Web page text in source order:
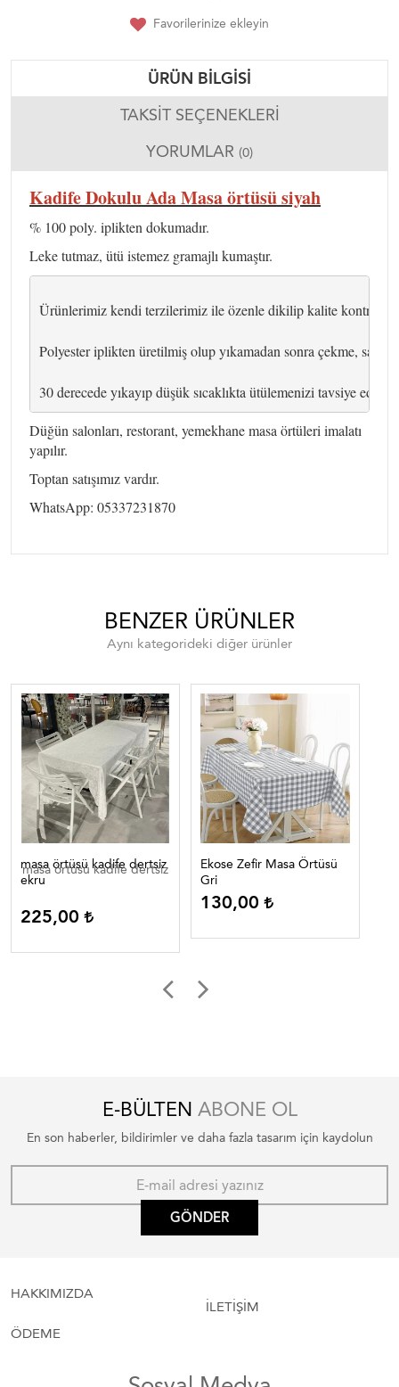
Favorilerinize ekleyin
ÜRÜN BILGISI
TAKSIT SEÇENEKLERI
YORUMLAR (0)
Kadife Dokulu Ada Masa örtüsü siyah
% 100 poly. iplikten dokumadır.
Leke tutmaz, ütü istemez gramajlı kumaştır.
Ürünlerimiz kendi terzilerimiz ile özenle dikilip kalite kontrolü
Polyester iplikten üretilmiş olup yıkamadan sonra çekme,
30 derecede yıkayıp düşük sıcaklıkta ütülemenizi tavsiye ederiz.
Düğün salonları, restorant, yemekhane masa örtüleri imalatı
yapılır.
Toptan satışımız vardır.
WhatsApp: 05337231870
BENZER ÜRÜNLER
Aynı kategorideki diğer ürünler
masa örtüsü kadife dertsiz
ekru
masa örtüsü kadife dertsiz
225,00
Ekose Zefir Masa Örtüsü
Gri
130,00
E-BÜLTEN ABONE OL
En son haberler, bildirimler ve daha fazla tasarım için kaydolun
GÖNDER
HAKKIMIZDA
ÖDEME
İLETİŞİM